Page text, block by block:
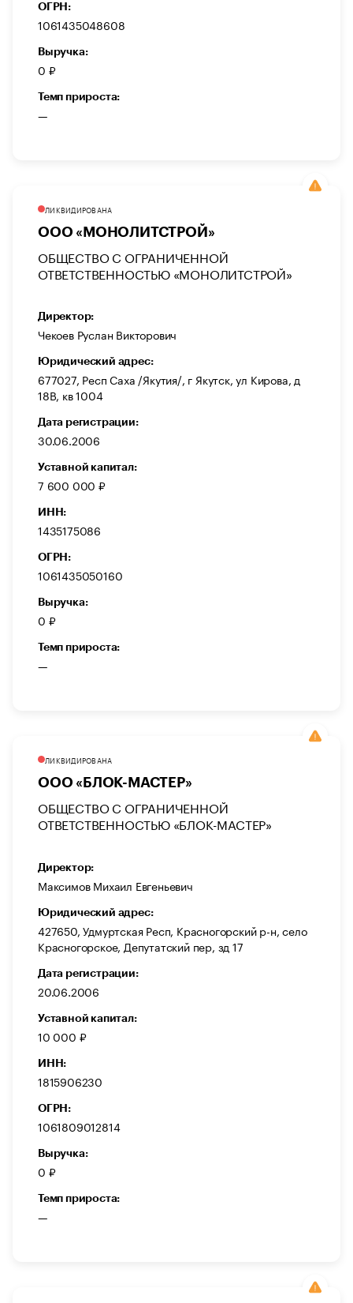
ОГРН:
1061435048608
Выручка:
0 ₽
Темп прироста:
—
ЛИКВИДИРОВАНА
ООО «МОНОЛИТСТРОЙ»
ОБЩЕСТВО С ОГРАНИЧЕННОЙ
ОТВЕТСТВЕННОСТЬЮ «МОНОЛИТСТРОЙ»
Директор:
Чекоев Руслан Викторович
Юридический адрес:
677027, Респ Саха /Якутия/, г Якутск, ул Кирова, д
18В, кв 1004
Дата регистрации:
30.06.2006
Уставной капитал:
7 600 000 ₽
ИНН:
1435175086
ОГРН:
1061435050160
Выручка:
0 ₽
Темп прироста:
—
ЛИКВИДИРОВАНА
ООО «БЛОК-МАСТЕР»
ОБЩЕСТВО С ОГРАНИЧЕННОЙ
ОТВЕТСТВЕННОСТЬЮ «БЛОК-МАСТЕР»
Директор:
Максимов Михаил Евгеньевич
Юридический адрес:
427650, Удмуртская Респ, Красногорский р-н, село
Красногорское, Депутатский пер, зд 17
Дата регистрации:
20.06.2006
Уставной капитал:
10 000 ₽
ИНН:
1815906230
ОГРН:
1061809012814
Выручка:
0 ₽
Темп прироста:
—